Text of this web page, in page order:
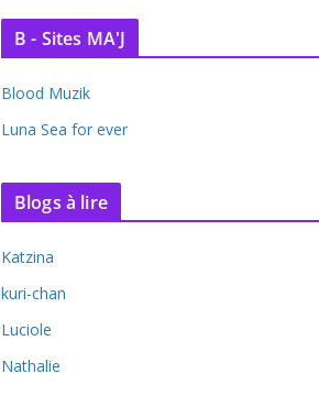
B - Sites MA'J
Blood Muzik
Luna Sea for ever
Blogs à lire
Katzina
kuri-chan
Luciole
Nathalie